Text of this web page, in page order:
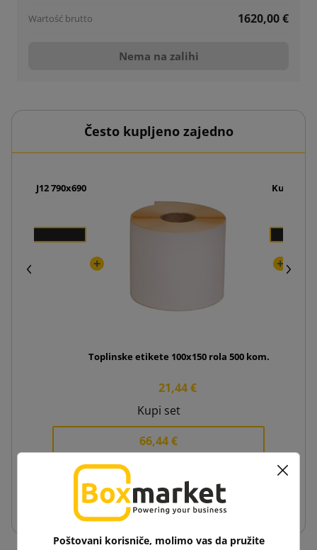
1620,00 €
Nema na zalihi
Često kupljeno zajedno
J12 790x690
Toplinske etikete 100x150 rola 500 kom.
21,44 €
Kurirske
Kupi set
66,44 €
Dodaj u košaricu
Poštovani korisniče, molimo vas da pružite